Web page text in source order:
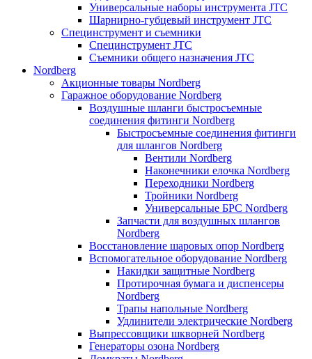
Универсальные наборы инструмента JTC
Шарнирно-губцевый инструмент JTC
Специнструмент и съемники
Специнструмент JTC
Съемники общего назначения JTC
Nordberg
Акционные товары Nordberg
Гаражное оборудование Nordberg
Воздушные шланги быстросъемные
соединения фитинги Nordberg
Быстросъемные соединения фитинги
для шлангов Nordberg
Вентили Nordberg
Наконечники елочка Nordberg
Переходники Nordberg
Тройники Nordberg
Универсальные БРС Nordberg
Запчасти для воздушных шлангов
Nordberg
Восстановление шаровых опор Nordberg
Вспомогательное оборудование Nordberg
Накидки защитные Nordberg
Протирочная бумага и диспенсеры
Nordberg
Трапы напольные Nordberg
Удлинители электрические Nordberg
Выпрессовщики шкворней Nordberg
Генераторы озона Nordberg